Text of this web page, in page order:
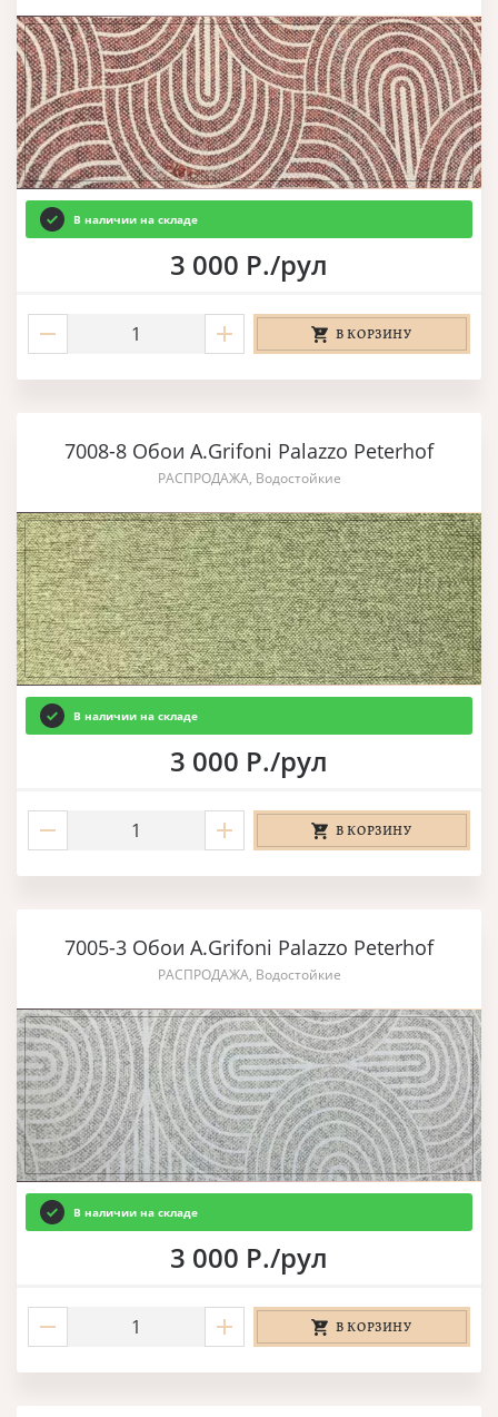
В наличии на складе
3 000 Р./рул
В КОРЗИНУ
7008-8 Обои A.Grifoni Palazzo Peterhof
РАСПРОДАЖА, Водостойкие
В наличии на складе
3 000 Р./рул
В КОРЗИНУ
7005-3 Обои A.Grifoni Palazzo Peterhof
РАСПРОДАЖА, Водостойкие
В наличии на складе
3 000 Р./рул
В КОРЗИНУ